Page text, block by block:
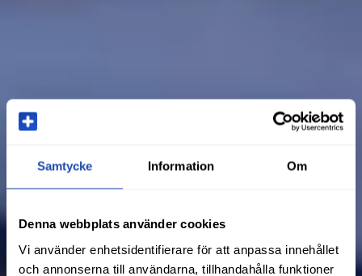
Samtycke Information Om
Denna webbplats använder cookies
Vi använder enhetsidentifierare för att anpassa innehållet
och annonserna till användarna, tillhandahålla funktioner